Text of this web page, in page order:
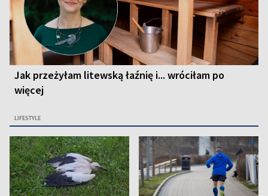
Jak przeżyłam litewską łaźnię i... wróciłam po
więcej
LIFESTYLE